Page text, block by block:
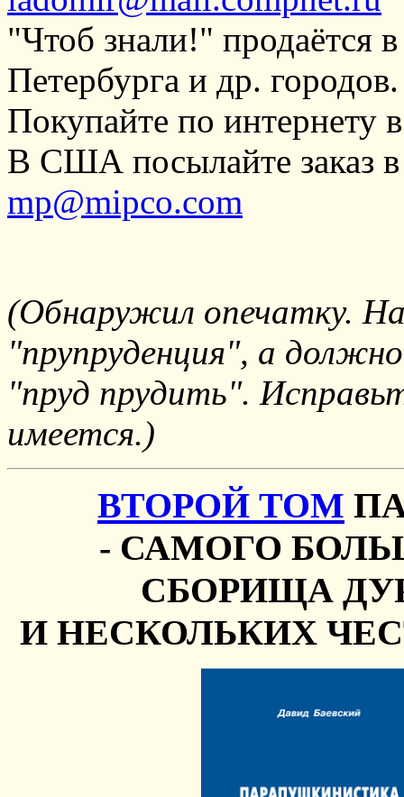
"Чтоб знали!" продаётся
Петербурга и др. городов.
Покупайте по интернету
В США посылайте заказ
mp@mipco.com
(Обнаружил опечатку.
"прупруденция", а
"пруд прудить".
имеется.)
ВТОРОЙ ТОМ
- САМОГО
СБОРИЩА
И НЕСКОЛЬКИХ